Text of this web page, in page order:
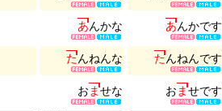
あんかな あんかです
たんねんな たんねんです
お ませな お ませです